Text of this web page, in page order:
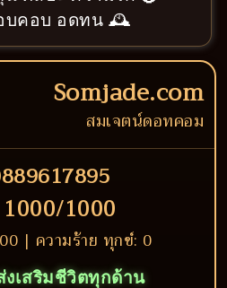
อบคอบ อดทน 🕰️
Somjade.com
สมเจตน์ดอทคอม
1000
| ความร้าย ทุกข์: 0
งเสริมชีวิตทุกด้าน